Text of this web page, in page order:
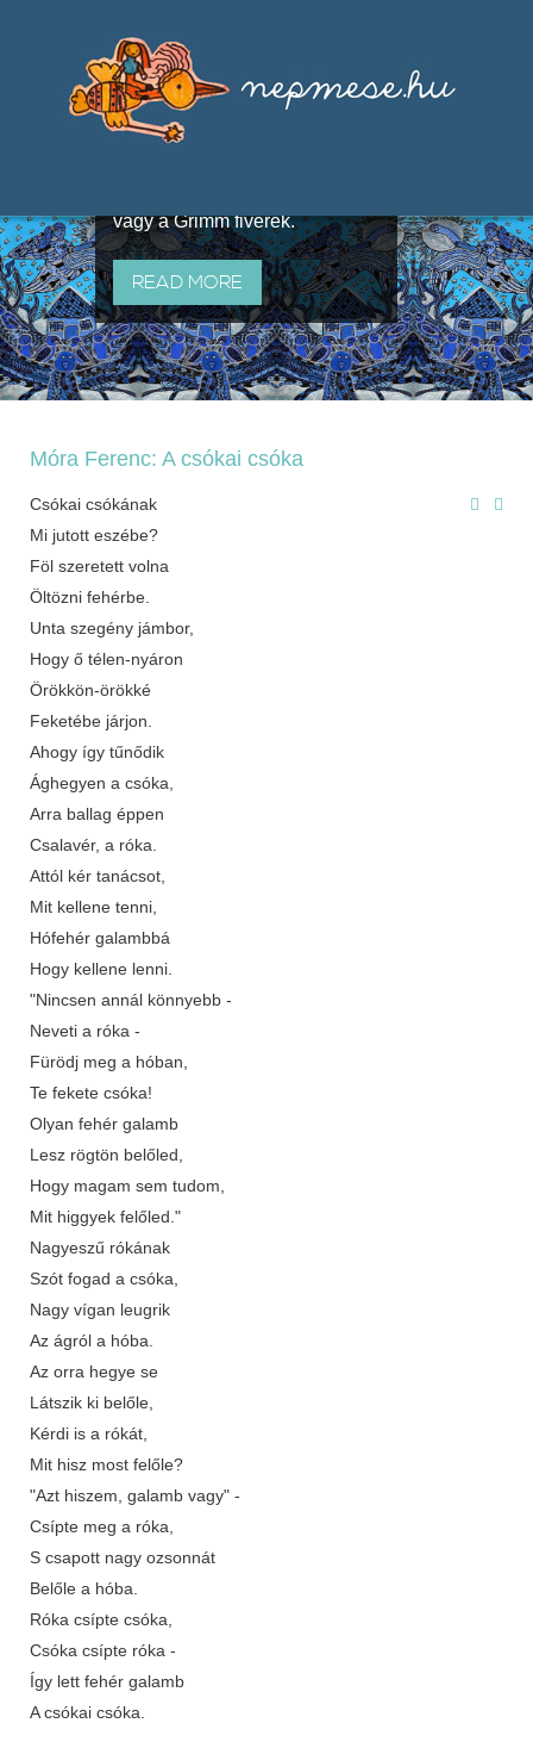
útján terjedő elbeszélésekből,
melyeket olyan ismert gyűjtők
állítottak össze, mint Benedek
vagy a Grimm fivérek.
READ MORE
Móra Ferenc: A csókai csóka
Csókai csókának
Mi jutott eszébe?
Föl szeretett volna
Öltözni fehérbe.
Unta szegény jámbor,
Hogy ő télen-nyáron
Örökkön-örökké
Feketébe járjon.
Ahogy így tűnődik
Ághegyen a csóka,
Arra ballag éppen
Csalavér, a róka.
Attól kér tanácsot,
Mit kellene tenni,
Hófehér galambbá
Hogy kellene lenni.
"Nincsen annál könnyebb -
Neveti a róka -
Fürödj meg a hóban,
Te fekete csóka!
Olyan fehér galamb
Lesz rögtön belőled,
Hogy magam sem tudom,
Mit higgyek felőled."
Nagyeszű rókának
Szót fogad a csóka,
Nagy vígan leugrik
Az ágról a hóba.
Az orra hegye se
Látszik ki belőle,
Kérdi is a rókát,
Mit hisz most felőle?
"Azt hiszem, galamb vagy" -
Csípte meg a róka,
S csapott nagy ozsonnát
Belőle a hóba.
Róka csípte csóka,
Csóka csípte róka -
Így lett fehér galamb
A csókai csóka.